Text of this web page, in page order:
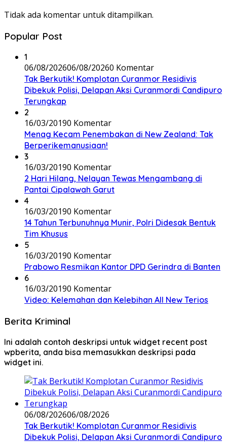
Tidak ada komentar untuk ditampilkan.
Popular Post
1
06/08/202606/08/20260 Komentar
Tak Berkutik! Komplotan Curanmor Residivis
Dibekuk Polisi, Delapan Aksi Curanmordi Candipuro
Terungkap
2
16/03/20190 Komentar
Menag Kecam Penembakan di New Zealand: Tak
Berperikemanusiaan!
3
16/03/20190 Komentar
2 Hari Hilang, Nelayan Tewas Mengambang di
Pantai Cipalawah Garut
4
16/03/20190 Komentar
14 Tahun Terbunuhnya Munir, Polri Didesak Bentuk
Tim Khusus
5
16/03/20190 Komentar
Prabowo Resmikan Kantor DPD Gerindra di Banten
6
16/03/20190 Komentar
Video: Kelemahan dan Kelebihan All New Terios
Berita Kriminal
Ini adalah contoh deskripsi untuk widget recent post
wpberita, anda bisa memasukkan deskripsi pada
widget ini.
06/08/202606/08/2026
Tak Berkutik! Komplotan Curanmor Residivis
Dibekuk Polisi, Delapan Aksi Curanmordi Candipuro